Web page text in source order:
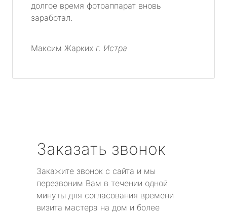
долгое время фотоаппарат вновь
заработал.
Максим Жарких г. Истра
Заказать звонок
Закажите звонок с сайта и мы
перезвоним Вам в течении одной
минуты для согласования времени
визита мастера на дом и более